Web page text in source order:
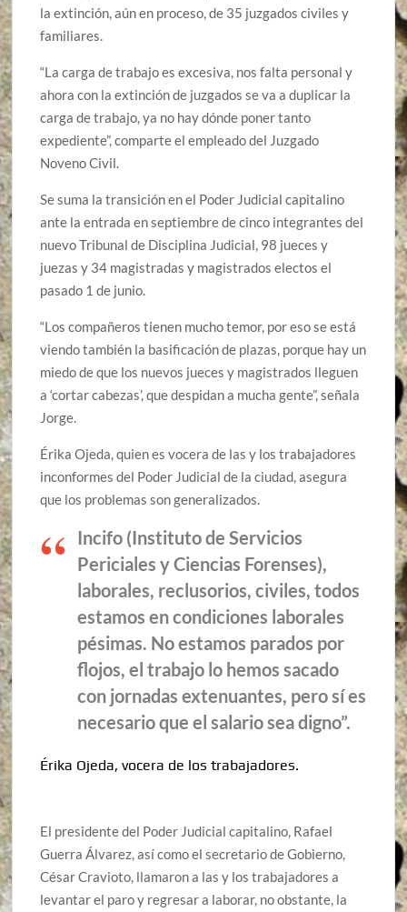
la extinción, aún en proceso, de 35 juzgados civiles y
familiares.
“La carga de trabajo es excesiva, nos falta personal y
ahora con la extinción de juzgados se va a duplicar la
carga de trabajo, ya no hay dónde poner tanto
expediente”, comparte el empleado del Juzgado
Noveno Civil.
Se suma la transición en el Poder Judicial capitalino
ante la entrada en septiembre de cinco integrantes del
nuevo Tribunal de Disciplina Judicial, 98 jueces y
juezas y 34 magistradas y magistrados electos el
pasado 1 de junio.
“Los compañeros tienen mucho temor, por eso se está
viendo también la basificación de plazas, porque hay un
miedo de que los nuevos jueces y magistrados lleguen
a ‘cortar cabezas’, que despidan a mucha gente”, señala
Jorge.
Érika Ojeda, quien es vocera de las y los trabajadores
inconformes del Poder Judicial de la ciudad, asegura
que los problemas son generalizados.
Incifo (Instituto de Servicios
Periciales y Ciencias Forenses),
laborales, reclusorios, civiles, todos
estamos en condiciones laborales
pésimas. No estamos parados por
flojos, el trabajo lo hemos sacado
con jornadas extenuantes, pero sí es
necesario que el salario sea digno”.
Érika Ojeda, vocera de los trabajadores.
El presidente del Poder Judicial capitalino, Rafael
Guerra Álvarez, así como el secretario de Gobierno,
César Cravioto, llamaron a las y los trabajadores a
levantar el paro y regresar a laborar, no obstante, la